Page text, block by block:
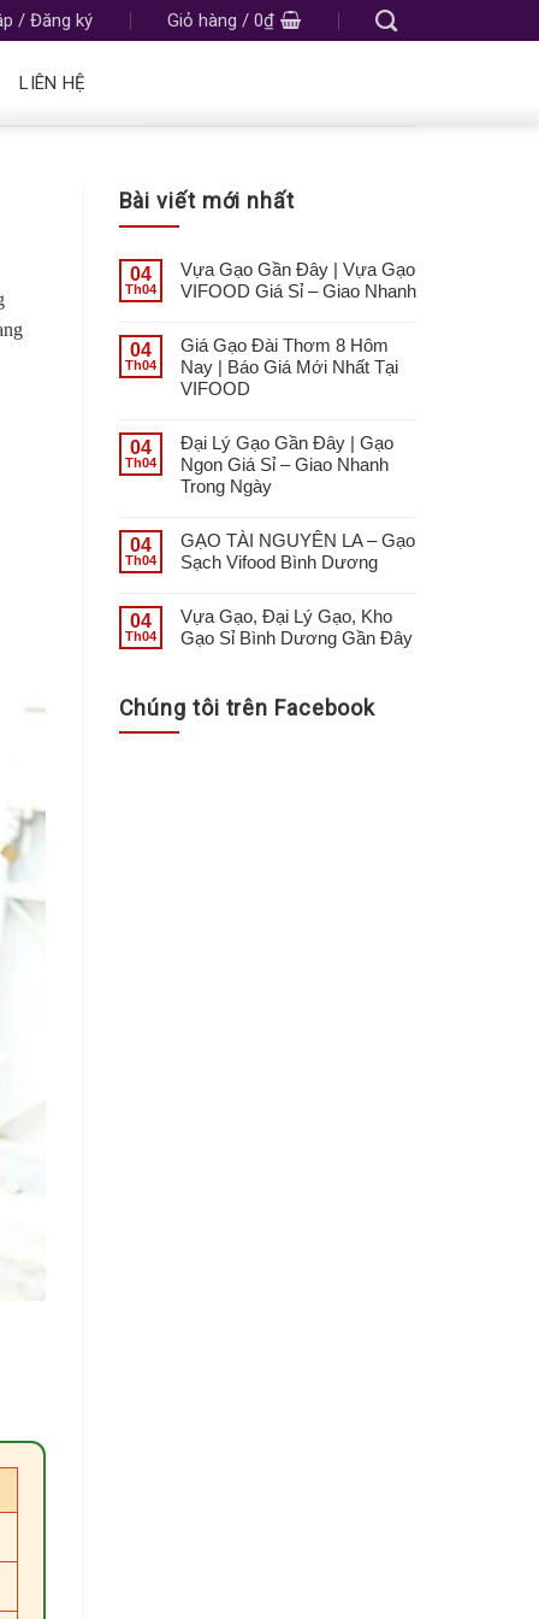
/ Đăng ký Giỏ hàng / 0₫
LIÊN HỆ
Bài viết mới nhất
04
Th04
Vựa Gạo Gần Đây | Vựa Gạo
VIFOOD Giá Sỉ – Giao Nhanh
04
Th04
Giá Gạo Đài Thơm 8 Hôm
Nay | Báo Giá Mới Nhất Tại
VIFOOD
04
Th04
Đại Lý Gạo Gần Đây | Gạo
Ngon Giá Sỉ – Giao Nhanh
Trong Ngày
04
Th04
GẠO TÀI NGUYÊN LA – Gạo
Sạch Vifood Bình Dương
04
Th04
Vựa Gạo, Đại Lý Gạo, Kho
Gạo Sỉ Bình Dương Gần Đây
Chúng tôi trên Facebook